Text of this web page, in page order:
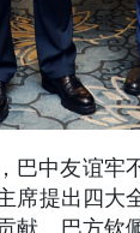
巴中友谊牢
席提出四大
献。巴方钦